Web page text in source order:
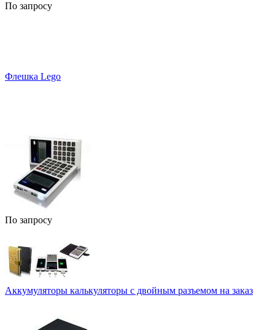
По запросу
Флешка Lego
По запросу
Аккумуляторы калькуляторы с двойным разъемом на заказ